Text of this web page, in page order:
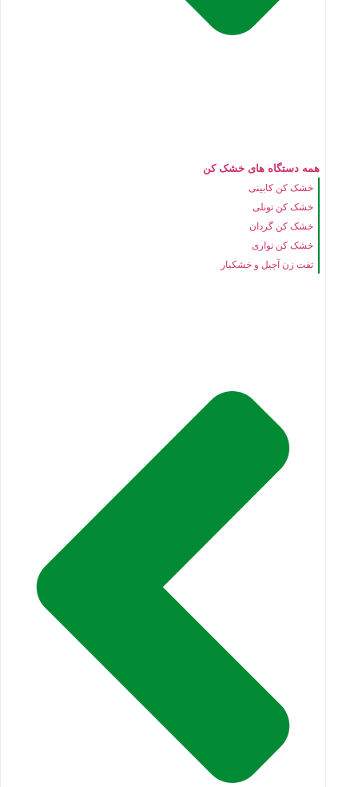
همه دستگاه های خشک کن
خشک کن کابینی
خشک کن تونلی
خشک کن گردان
خشک کن نواری
تفت زن آجیل و خشکبار